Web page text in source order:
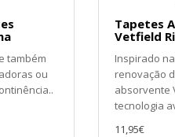
também
ou
Tapetes
Vetfield
Inspirado
renovação
absorvente
tecnologia
11,95€